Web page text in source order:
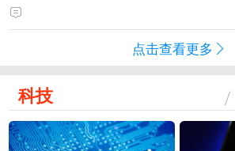
点击查看更多
科技